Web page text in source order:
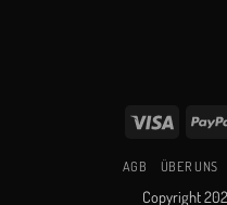
Visa
AGB ÜBER UNS
Copyright